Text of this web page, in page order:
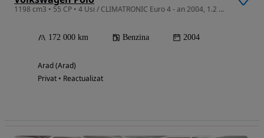
1198 cm3 • 55 CP • 4 Usi / CLIMATRONIC Euro 4 - an 2004, 1.2 Mpi (Benzina Clasic) Vw
172 000 km Benzina 2004
Arad (Arad)
Privat • Reactualizat